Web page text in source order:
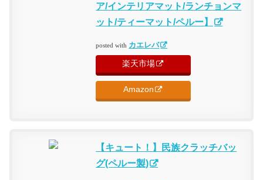
ア/インテリアマット/ランチョンマ
ット/ティーマット/ペルー】
posted with カエレバ
楽天市場
Amazon
【キュート！】民族クラッチバッ
グ(ペルー製)